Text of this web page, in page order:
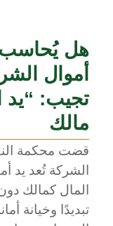
هل يُحاسب
أموال
تجيب: “يد
مالك
قضت محكمة
الشركة تُعد يد
المال كمالك